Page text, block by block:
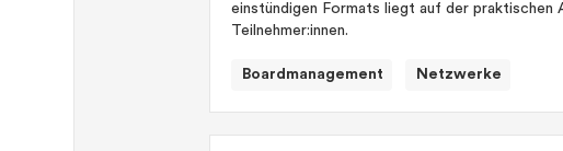
einstündigen Formats liegt auf der praktischen
Teilnehmer:innen.
Boardmanagement Netzwerke